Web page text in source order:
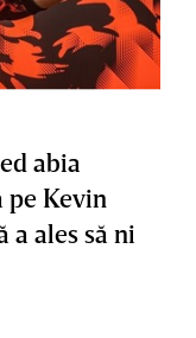
abia
pe Kevin
a ales să ni